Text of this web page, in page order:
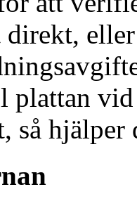
plattan
så hjälper